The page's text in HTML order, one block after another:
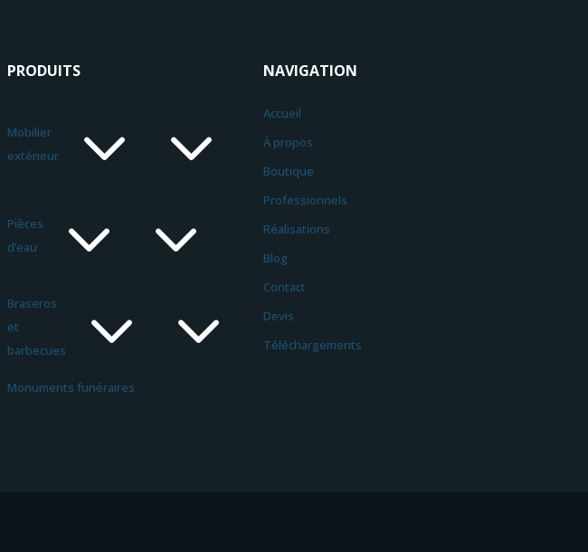
PRODUITS
Mobilier
extérieur
3
Pièces
d’eau
3
Braseros
et
barbecues
3
Monuments funéraires
NAVIGATION
Accueil
À propos
Boutique
Professionnels
Réalisations
Blog
Contact
Devis
Téléchargements